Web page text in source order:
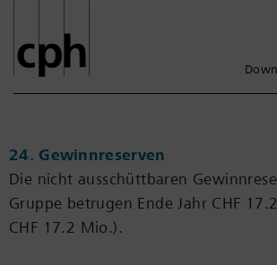
24. Gewinnreserven
Die nicht ausschüttbaren
Gruppe betrugen Ende Jahr CHF
CHF 17.2 Mio.).